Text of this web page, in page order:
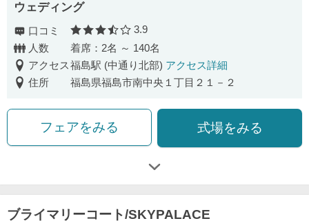
ウェディング
口コミ 口コミ評価
3.9
人数
着席：2名 ～ 140名
アクセス福島駅 (中通り北部) アクセス詳細
住所
福島県福島市南中央１丁目２１－２
フェアをみる 式場をみる
ブライマリーコート/SKYPALACE